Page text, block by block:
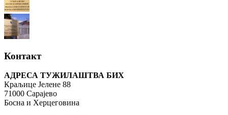
Контакт
АДРЕСА ТУЖИЛАШТВА БИХ
Краљице Јелене 88
71000 Сарајево
Босна и Херцеговина